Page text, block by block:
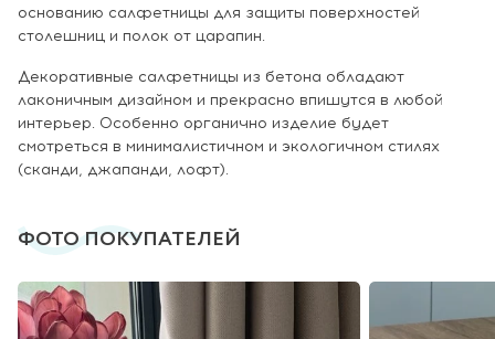
основанию салфетницы для защиты поверхностей
столешниц и полок от царапин.
Декоративные салфетницы из бетона обладают
лаконичным дизайном и прекрасно впишутся в любой
интерьер. Особенно органично изделие будет
смотреться в минималистичном и экологичном стилях
(сканди, джапанди, лофт).
ФОТО ПОКУПАТЕЛЕЙ